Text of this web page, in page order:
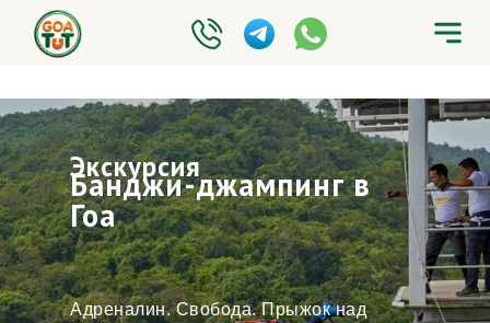
Экскурсия
Банджи-джампинг в
Гоа
Адреналин. Свобода. Прыжок над